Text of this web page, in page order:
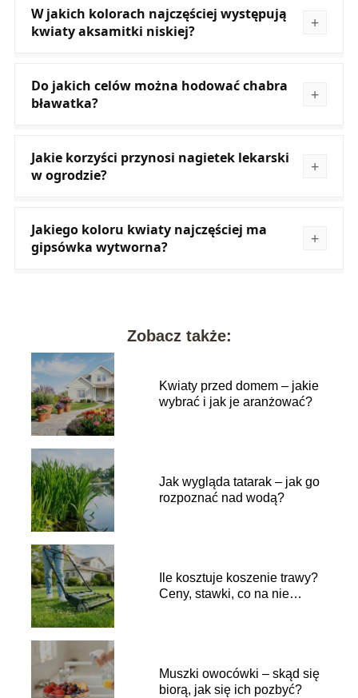
W jakich kolorach najczęściej występują
kwiaty aksamitki niskiej?
Do jakich celów można hodować chabra
bławatka?
Jakie korzyści przynosi nagietek lekarski
w ogrodzie?
Jakiego koloru kwiaty najczęściej ma
gipsówka wytworna?
Zobacz także:
Kwiaty przed domem – jakie
wybrać i jak je aranżować?
Jak wygląda tatarak – jak go
rozpoznać nad wodą?
Ile kosztuje koszenie trawy?
Ceny, stawki, co na nie
Muszki owocówki – skąd się
biorą, jak się ich pozbyć?